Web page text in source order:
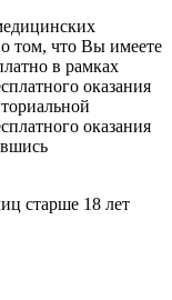
том, что Вы имеете
в рамках
оказания
оказания
старше 18 лет